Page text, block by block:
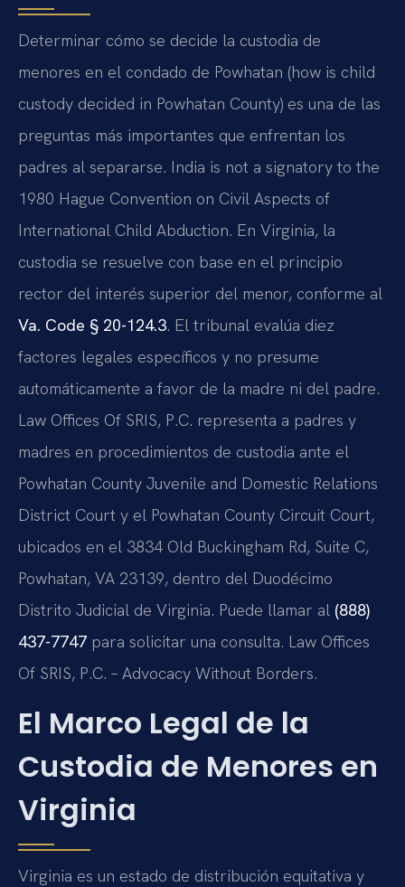
Determinar cómo se decide la custodia de
menores en el condado de Powhatan (how is child
custody decided in Powhatan County) es una de las
preguntas más importantes que enfrentan los
padres al separarse. India is not a signatory to the
1980 Hague Convention on Civil Aspects of
International Child Abduction. En Virginia, la
custodia se resuelve con base en el principio
rector del interés superior del menor, conforme al
Va. Code § 20-124.3. El tribunal evalúa diez
factores legales específicos y no presume
automáticamente a favor de la madre ni del padre.
Law Offices Of SRIS, P.C. representa a padres y
madres en procedimientos de custodia ante el
Powhatan County Juvenile and Domestic Relations
District Court y el Powhatan County Circuit Court,
ubicados en el 3834 Old Buckingham Rd, Suite C,
Powhatan, VA 23139, dentro del Duodécimo
Distrito Judicial de Virginia. Puede llamar al (888)
437-7747 para solicitar una consulta. Law Offices
Of SRIS, P.C. – Advocacy Without Borders.
El Marco Legal de la
Custodia de Menores en
Virginia
Virginia es un estado de distribución equitativa y